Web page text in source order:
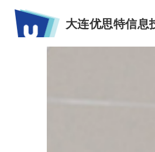
大连优思特信息